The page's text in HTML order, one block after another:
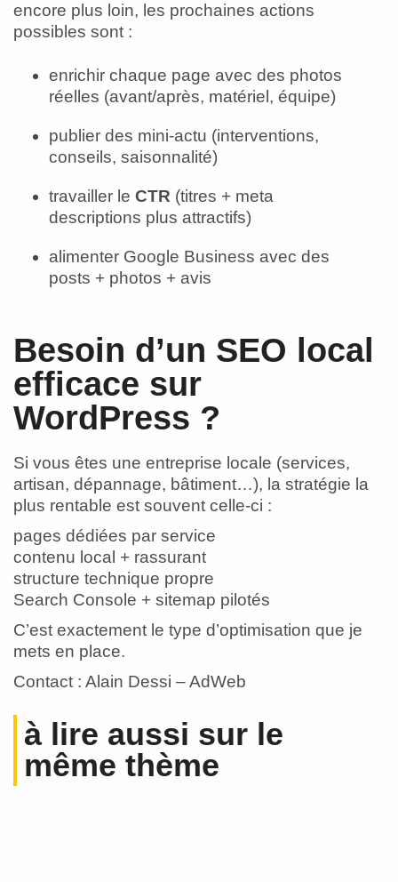
encore plus loin, les prochaines actions
possibles sont :
enrichir chaque page avec des photos
réelles (avant/après, matériel, équipe)
publier des mini-actu (interventions,
conseils, saisonnalité)
travailler le CTR (titres + meta
descriptions plus attractifs)
alimenter Google Business avec des
posts + photos + avis
Besoin d’un SEO local
efficace sur
WordPress ?
Si vous êtes une entreprise locale (services,
artisan, dépannage, bâtiment…), la stratégie la
plus rentable est souvent celle-ci :
pages dédiées par service
contenu local + rassurant
structure technique propre
Search Console + sitemap pilotés
C’est exactement le type d’optimisation que je
mets en place.
Contact : Alain Dessi – AdWeb
à lire aussi sur le
même thème